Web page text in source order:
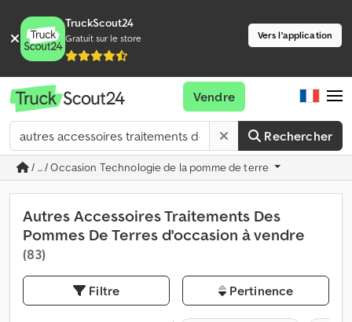
TruckScout24
Gratuit sur le store Vers l'application
Rechercher
Vendre
/ ... / Occasion Technologie de la pomme de terre
Autres Accessoires Traitements Des
Pommes De Terres d'occasion à vendre
(83)
Filtre Pertinence